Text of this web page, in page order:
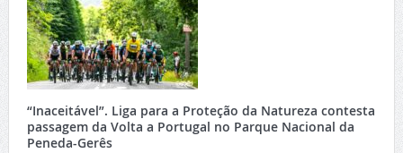
“Inaceitável”. Liga para a Proteção da Natureza contesta
passagem da Volta a Portugal no Parque Nacional da
Peneda-Gerês